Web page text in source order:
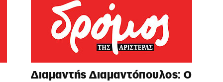
Διαμαντής Διαμαντόπουλος: Ο